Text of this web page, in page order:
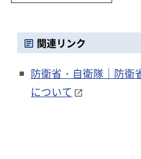
関連リンク
防衛省・自衛隊｜防衛
について